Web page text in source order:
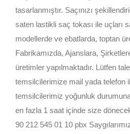
tasarlanmıştır. Saçınızı
saten lastikli saç tokası ile uçları
modellerde ve ebatlarda, toptan
Fabrikamızda, Ajanslara,
üretimler yapılmaktadır. Lütfen
temsilcilerimize mail yada telefon
temsilcilerimiz yoğunluk
en fazla 1 saat içinde size
90 212 545 01 10 pbx